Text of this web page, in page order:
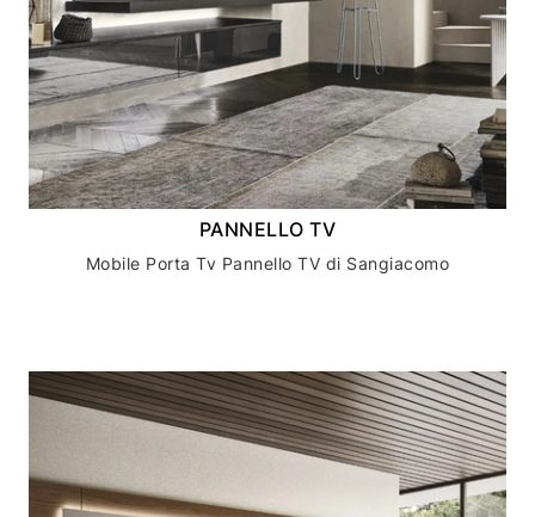
PANNELLO TV
Mobile Porta Tv Pannello TV di Sangiacomo